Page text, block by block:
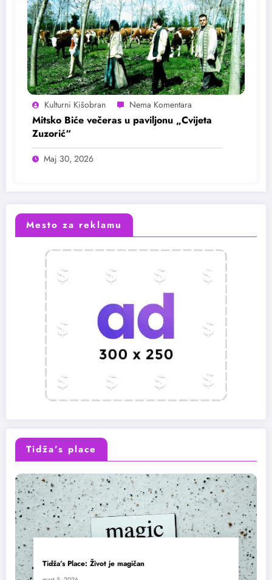
Kulturni Kišobran
Mitsko Biće večeras u paviljonu „Cvijeta
Zuzorić“
Maj 30, 2026
Mesto za reklamu
Tidža’s place
Tidža’s Place: Život je magičan